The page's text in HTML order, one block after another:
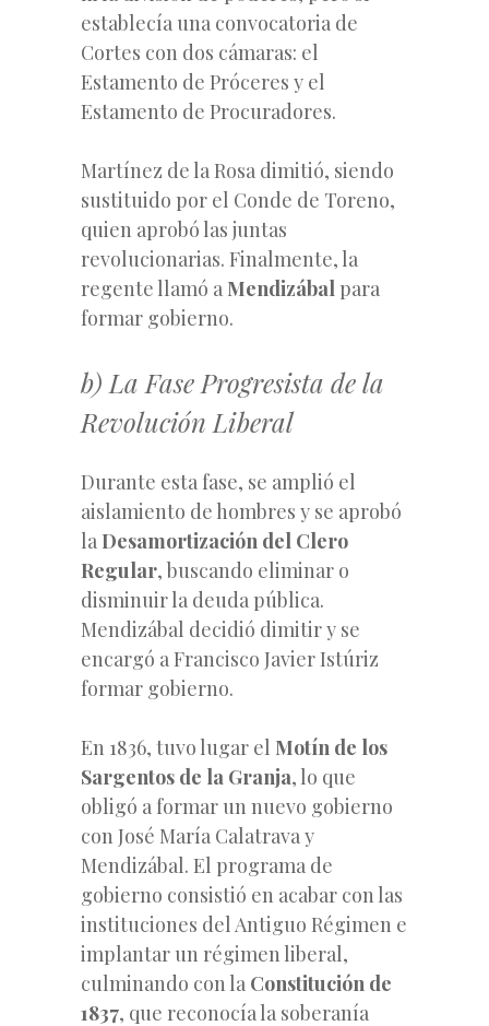
establecía una convocatoria de
Cortes con dos cámaras: el
Estamento de Próceres y el
Estamento de Procuradores.
Martínez de la Rosa dimitió, siendo
sustituido por el Conde de Toreno,
quien aprobó las juntas
revolucionarias. Finalmente, la
regente llamó a Mendizábal para
formar gobierno.
b) La Fase Progresista de la
Revolución Liberal
Durante esta fase, se amplió el
aislamiento de hombres y se aprobó
la Desamortización del Clero
Regular, buscando eliminar o
disminuir la deuda pública.
Mendizábal decidió dimitir y se
encargó a Francisco Javier Istúriz
formar gobierno.
En 1836, tuvo lugar el Motín de los
Sargentos de la Granja, lo que
obligó a formar un nuevo gobierno
con José María Calatrava y
Mendizábal. El programa de
gobierno consistió en acabar con las
instituciones del Antiguo Régimen e
implantar un régimen liberal,
culminando con la Constitución de
1837, que reconocía la soberanía